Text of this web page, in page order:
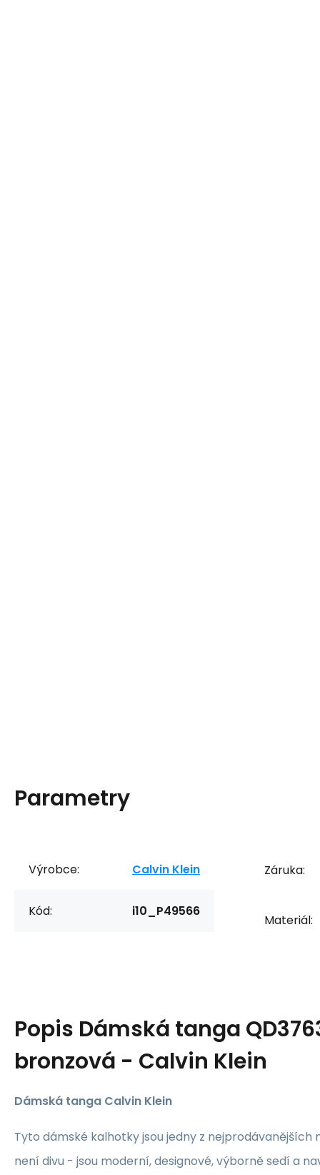
Parametry
Výrobce: Calvin Klein
Kód: i10_P49566
Záruka:
Materiál:
Popis Dámská tanga
bronzová - Calvin Klein
Dámská tanga Calvin Klein
Tyto dámské kalhotky jsou jedny z nejprodávanějších
není divu - jsou moderní, designové, výborně sedí a